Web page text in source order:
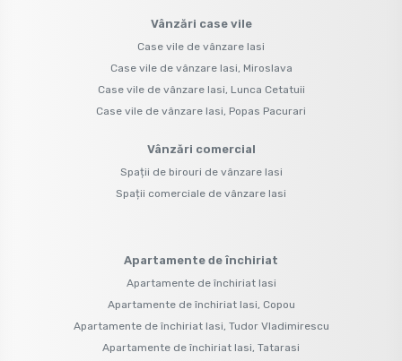
Vânzări case vile
Case vile de vânzare Iasi
Case vile de vânzare Iasi, Miroslava
Case vile de vânzare Iasi, Lunca Cetatuii
Case vile de vânzare Iasi, Popas Pacurari
Vânzări comercial
Spații de birouri de vânzare Iasi
Spații comerciale de vânzare Iasi
Apartamente de închiriat
Apartamente de închiriat Iasi
Apartamente de închiriat Iasi, Copou
Apartamente de închiriat Iasi, Tudor Vladimirescu
Apartamente de închiriat Iasi, Tatarasi